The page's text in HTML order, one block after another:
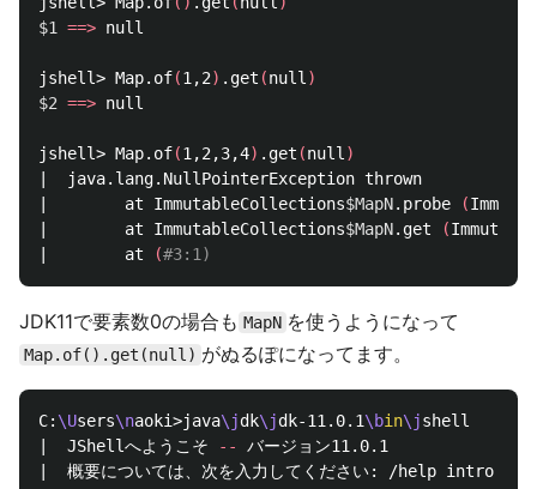
$1
==> null
jshell> Map.of(1,2) .get (null )
$2 ==> null
jshell> Map.of(1,2,3,4) .get (null )
|  java.lang.NullPointerException thrown
|        at ImmutableCollections$MapN.probe (
|        at ImmutableCollections$MapN.get (
|        at
(#3:1)
JDK11で要素数0の場合も MapN を使うようになって
Map.of().get(null) がぬるぽになってます。
C: \Users\naoki>java\jdk\jdk-11.0.1\bin\jshell
|  JShellへようこそ
--
バージョン11.0.1
|  概要については、次を入力してください: /help intro